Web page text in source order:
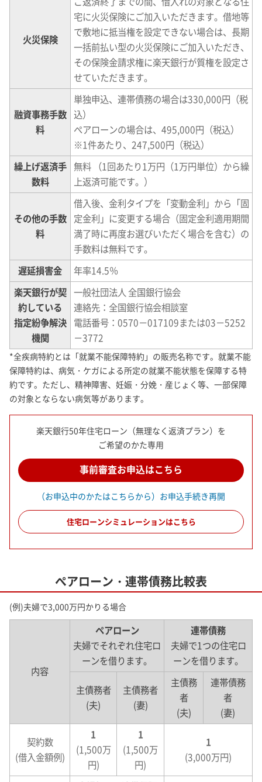
火災保険
宅に火災保険にご加入いただきます。借地等
で敷地に抵当権を設定できない場合は、長期
一括前払い型の火災保険にご加入いただき、
その保険金請求権に楽天銀行が質権を設定さ
せていただきます。
融資事務手数
料
単独申込、連帯債務の場合は330,000円（税
込）
ぺアローンの場合は、495,000円（税込）
※1件あたり、247,500円（税込）
繰上げ返済手
数料
無料 （1回あたり1万円（1万円単位）から繰
上返済可能です。）
その他の手数
料
借入後、金利タイプを「変動金利」から「固
定金利」に変更する場合（固定金利適用期間
満了時に再度お選びいただく場合を含む）の
手数料は無料です。
遅延損害金
年率14.5％
楽天銀行が契
約している
指定紛争解決
機関
一般社団法人 全国銀行協会
連絡先：全国銀行協会相談室
電話番号：0570－017109または03－5252
－3772
*全疾病特約とは「就業不能保障特約」の販売名称です。就業不能
保障特約は、病気・ケガによる所定の就業不能状態を保障する特
約です。ただし、精神障害、妊娠・分娩・産じょく等、一部保障
の対象とならない病気等があります。
楽天銀行50年住宅ローン（無理なく返済プラン）を
ご希望のかた専用
事前審査お申込はこちら
（お申込中のかたはこちらから）お申込手続き再開
住宅ローンシミュレーションはこちら
ぺアローン・連帯債務比較表
(例)夫婦で3,000万円かりる場合
内容
ペアローン
夫婦でそれぞれ住宅ロ
ーンを借ります。
連帯債務
夫婦で1つの住宅ロ
ーンを借ります。
主債務者
(夫)
主債務者
(妻)
主債務
者
(夫)
連帯債務
者
(妻)
契約数
(借入金額例)
1
(1,500万
円)
1
(1,500万
円)
1
(3,000万円)